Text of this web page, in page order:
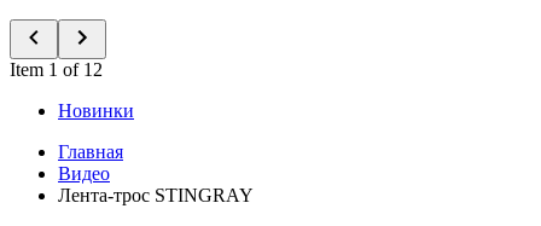
Item 1 of 12
Новинки
Главная
Видео
Лента-трос STINGRAY